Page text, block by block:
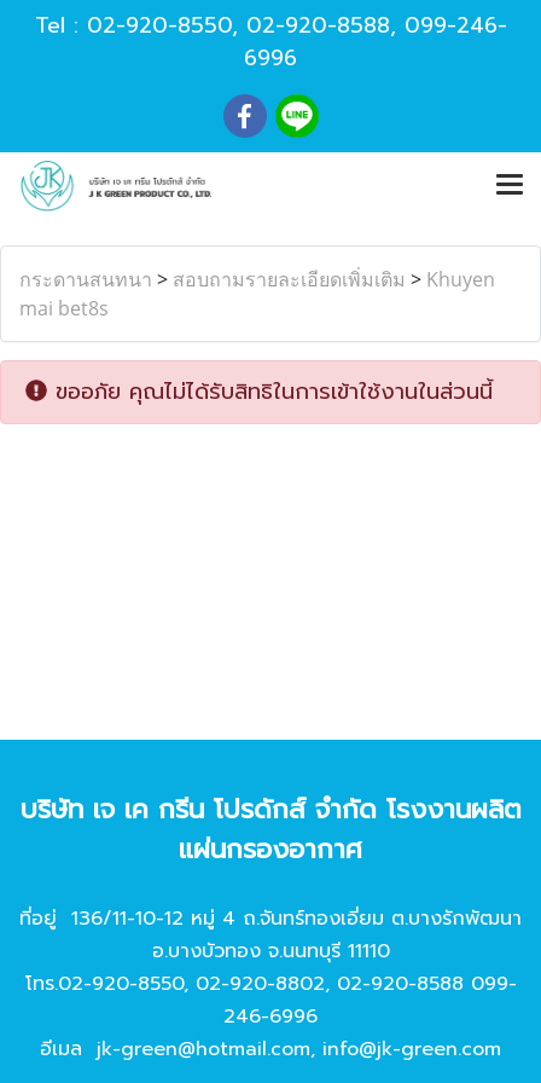
Tel : 02-920-8550, 02-920-8588, 099-246-
6996
กระดานสนทนา > สอบถามรายละเอียดเพิ่มเติม > Khuyen
mai bet8s
ขออภัย คุณไม่ได้รับสิทธิในการเข้าใช้งานในส่วนนี้
บริษัท เจ เค กรีน โปรดักส์ จํากัด โรงงานผลิต
แผ่นกรองอากาศ
ที่อยู่ 136/11-10-12 หมู่ 4 ถ.จันทร์ทองเอี่ยม ต.บางรักพัฒนา
อ.บางบัวทอง จ.นนทบุรี 11110
โทร.02-920-8550, 02-920-8802, 02-920-8588 099-
246-6996
อีเมล jk-green@hotmail.com, info@jk-green.com